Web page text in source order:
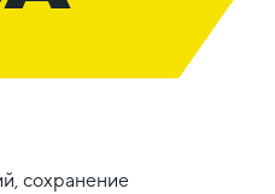
сохранение